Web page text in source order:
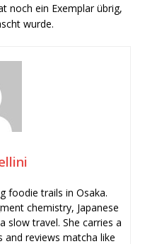
noch ein Exemplar übrig,
wurde.
foodie trails in Osaka.
chemistry, Japanese
slow travel. She carries a
and reviews matcha like